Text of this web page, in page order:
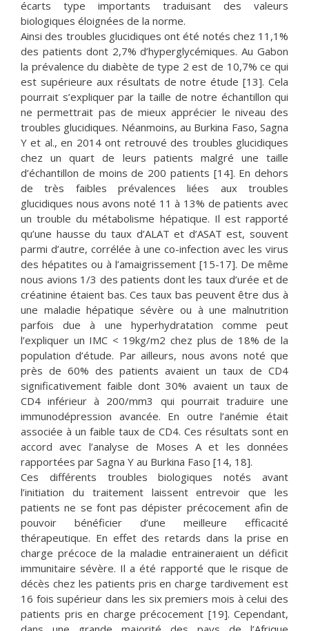
écarts type importants traduisant des valeurs
biologiques éloignées de la norme.
Ainsi des troubles glucidiques ont été notés chez 11,1%
des patients dont 2,7% d’hyperglycémiques. Au Gabon
la prévalence du diabète de type 2 est de 10,7% ce qui
est supérieure aux résultats de notre étude [13]. Cela
pourrait s’expliquer par la taille de notre échantillon qui
ne permettrait pas de mieux apprécier le niveau des
troubles glucidiques. Néanmoins, au Burkina Faso, Sagna
Y et al., en 2014 ont retrouvé des troubles glucidiques
chez un quart de leurs patients malgré une taille
d’échantillon de moins de 200 patients [14]. En dehors
de très faibles prévalences liées aux troubles
glucidiques nous avons noté 11 à 13% de patients avec
un trouble du métabolisme hépatique. Il est rapporté
qu’une hausse du taux d’ALAT et d’ASAT est, souvent
parmi d’autre, corrélée à une co-infection avec les virus
des hépatites ou à l’amaigrissement [15-17]. De même
nous avions 1/3 des patients dont les taux d’urée et de
créatinine étaient bas. Ces taux bas peuvent être dus à
une maladie hépatique sévère ou à une malnutrition
parfois due à une hyperhydratation comme peut
l’expliquer un IMC < 19kg/m2 chez plus de 18% de la
population d’étude. Par ailleurs, nous avons noté que
près de 60% des patients avaient un taux de CD4
significativement faible dont 30% avaient un taux de
CD4 inférieur à 200/mm3 qui pourrait traduire une
immunodépression avancée. En outre l’anémie était
associée à un faible taux de CD4. Ces résultats sont en
accord avec l’analyse de Moses A et les données
rapportées par Sagna Y au Burkina Faso [14, 18].
Ces différents troubles biologiques notés avant
l’initiation du traitement laissent entrevoir que les
patients ne se font pas dépister précocement afin de
pouvoir bénéficier d’une meilleure efficacité
thérapeutique. En effet des retards dans la prise en
charge précoce de la maladie entraineraient un déficit
immunitaire sévère. Il a été rapporté que le risque de
décès chez les patients pris en charge tardivement est
16 fois supérieur dans les six premiers mois à celui des
patients pris en charge précocement [19]. Cependant,